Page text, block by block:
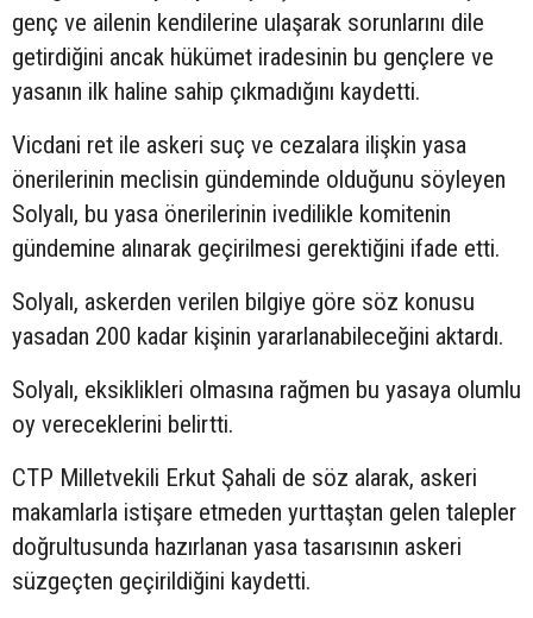
genç ve ailenin kendilerine ulaşarak sorunlarını dile
getirdiğini ancak hükümet iradesinin bu gençlere ve
yasanın ilk haline sahip çıkmadığını kaydetti.
Vicdani ret ile askeri suç ve cezalara ilişkin yasa
önerilerinin meclisin gündeminde olduğunu söyleyen
Solyalı, bu yasa önerilerinin ivedilikle komitenin
gündemine alınarak geçirilmesi gerektiğini ifade etti.
Solyalı, askerden verilen bilgiye göre söz konusu
yasadan 200 kadar kişinin yararlanabileceğini aktardı.
Solyalı, eksiklikleri olmasına rağmen bu yasaya olumlu
oy vereceklerini belirtti.
CTP Milletvekili Erkut Şahali de söz alarak, askeri
makamlarla istişare etmeden yurttaştan gelen talepler
doğrultusunda hazırlanan yasa tasarısının askeri
süzgeçten geçirildiğini kaydetti.